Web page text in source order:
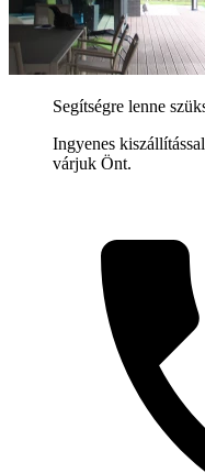
Segítségre lenne
Ingyenes
várjuk Önt.